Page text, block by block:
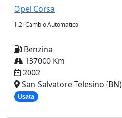
Opel Corsa
1.2i Cambio Automatico
Benzina
137000 Km
2002
San-Salvatore-Telesino (BN)
Usata